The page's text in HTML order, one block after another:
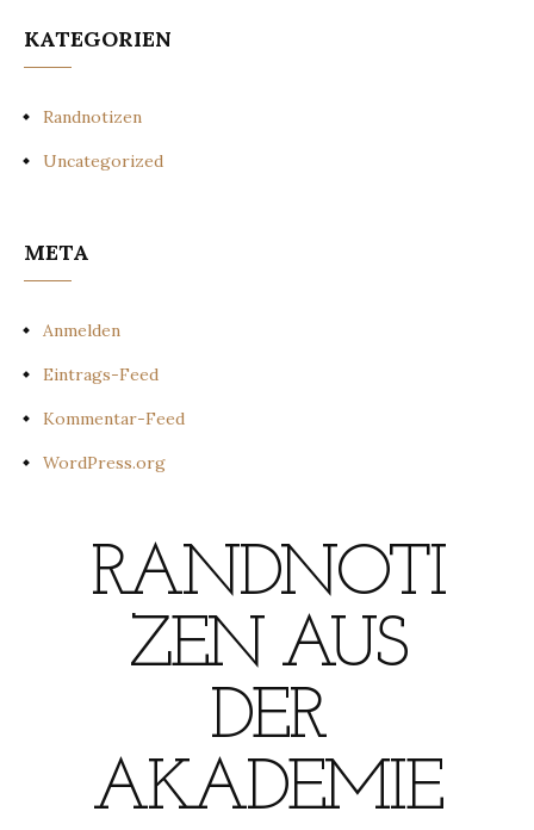
KATEGORIEN
Randnotizen
Uncategorized
META
Anmelden
Eintrags-Feed
Kommentar-Feed
WordPress.org
RANDNOTI
ZEN AUS
DER
AKADEMIE